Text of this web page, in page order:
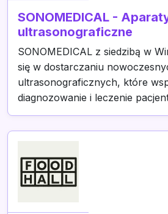
SONOMEDICAL -
ultrasonograficzne
SONOMEDICAL z siedzibą w
się w dostarczaniu
ultrasonograficznych, które
diagnozowanie i leczenie